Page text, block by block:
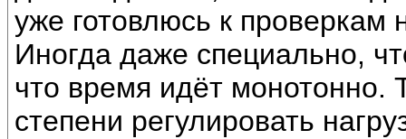
уже готовлюсь к проверкам
Иногда даже специально,
что время идёт монотонно.
степени регулировать